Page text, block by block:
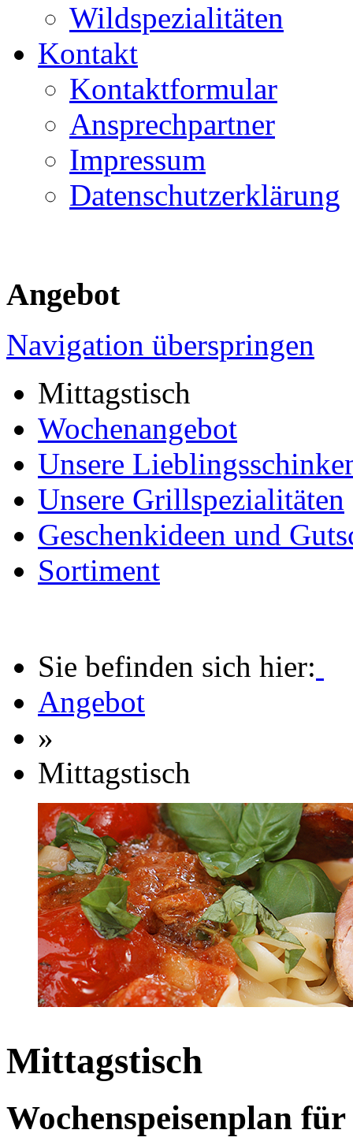
Wildspezialitäten
Kontakt
Kontaktformular
Ansprechpartner
Impressum
Datenschutzerklärung
Angebot
Navigation überspringen
Mittagstisch
Wochenangebot
Unsere
Unsere Grillspezialitäten
Geschenkideen und
Sortiment
Sie befinden sich hier:
Angebot
»
Mittagstisch
Mittagstisch
Wochenspeisenplan